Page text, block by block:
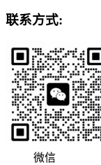
联系方式:
微信